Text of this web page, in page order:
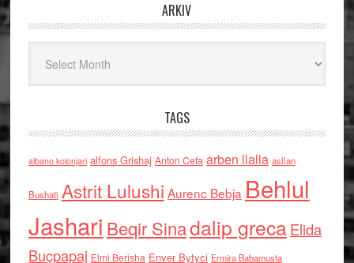
ARKIV
TAGS
albano kolonjari alfons Grishaj Anton Cefa arben llalla asllan
Bushati Astrit Lulushi Aurenc Bebja Behlul
Jashari Beqir Sinadalip grecaElida
Buçpapaj Elmi Berisha Enver Bytyci Ermira Babamusta